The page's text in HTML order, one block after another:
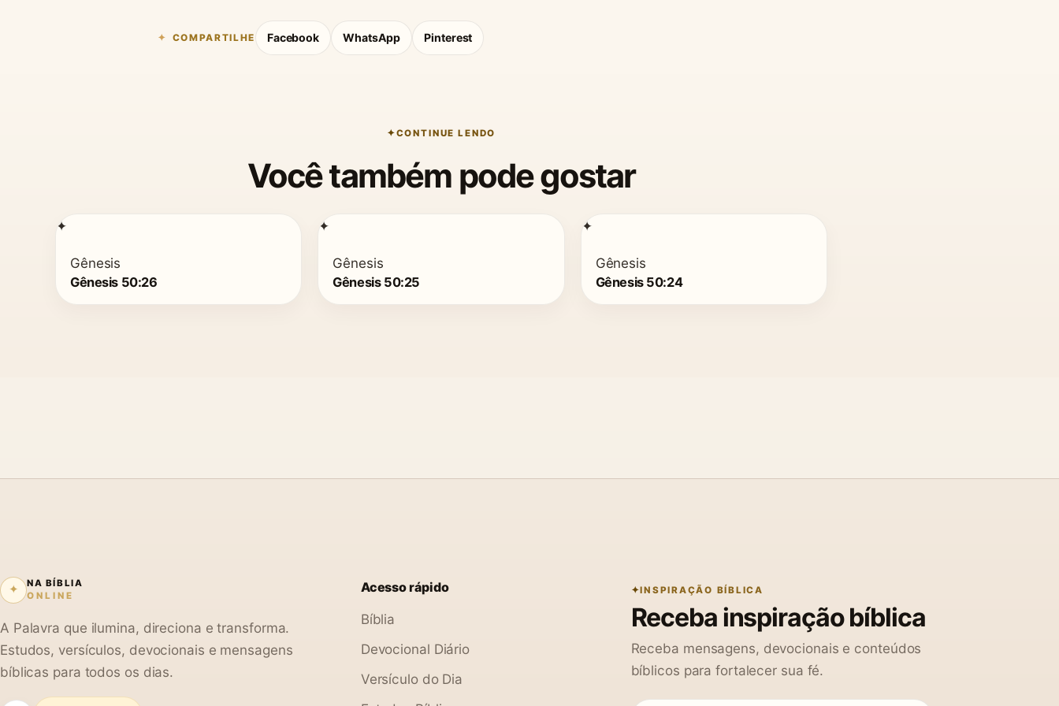
COMPARTILHE Facebook WhatsApp Pinterest
CONTINUE LENDO
Você também pode gostar
✦
Gênesis
Gênesis 50:26
✦
Gênesis
Gênesis 50:25
✦
Gênesis
Gênesis 50:24
✦
NA BÍBLIA
ONLINE
A Palavra que ilumina, direciona e transforma.
Estudos, versículos, devocionais e mensagens
bíblicas para todos os dias.
Acesso rápido
Bíblia
Devocional Diário
Versículo do Dia
INSPIRAÇÃO BÍBLICA
Receba inspiração bíblica
Receba mensagens, devocionais e conteúdos
bíblicos para fortalecer sua fé.